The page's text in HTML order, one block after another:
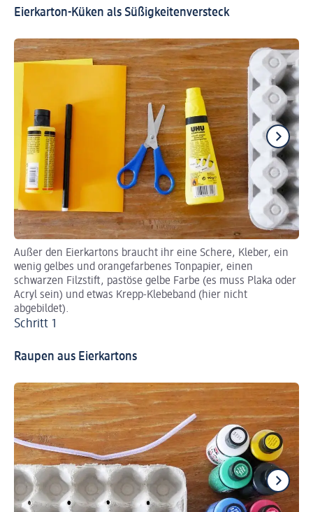
Eierkarton-Küken als Süßigkeitenversteck
Außer den Eierkartons braucht ihr eine Schere, Kleber, ein
wenig gelbes und orangefarbenes Tonpapier, einen
schwarzen Filzstift, pastöse gelbe Farbe (es muss Plaka oder
Acryl sein) und etwas Krepp-Klebeband (hier nicht
abgebildet).
Schritt 1
Raupen aus Eierkartons